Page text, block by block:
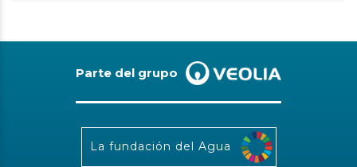
Parte del grupo
La fundación del Agua